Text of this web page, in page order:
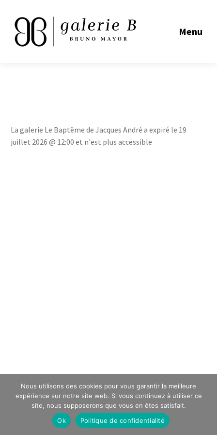
Menu
La galerie Le Baptême de Jacques André a expiré le 19
juillet 2026 @ 12:00 et n'est plus accessible
Nous utilisons des cookies pour vous garantir la meilleure
expérience sur notre site web. Si vous continuez à utiliser ce
site, nous supposerons que vous en êtes satisfait.
Ok
Politique de confidentialité